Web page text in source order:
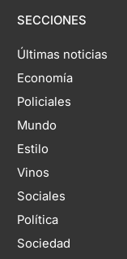
SECCIONES
Últimas noticias
Economía
Policiales
Mundo
Estilo
Vinos
Sociales
Política
Sociedad